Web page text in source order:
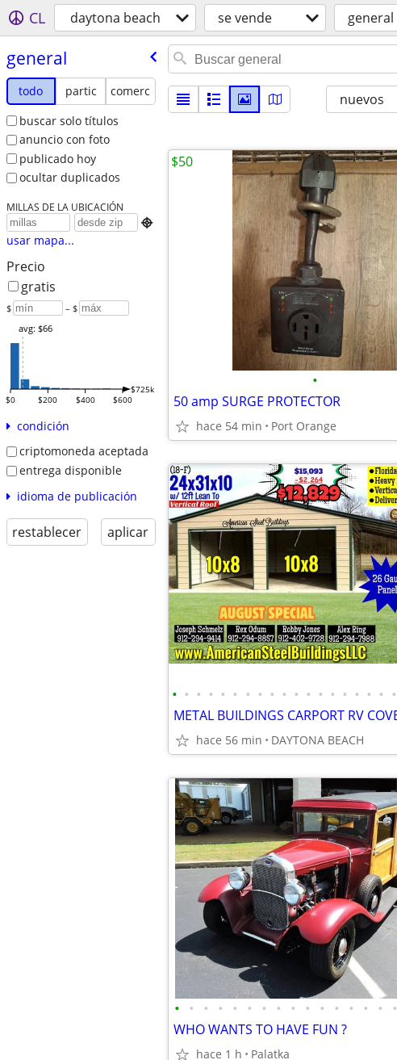
CL daytona beach se vende general
general
todo partic
comerc
buscar solo títulos
anuncio con foto
publicado hoy
ocultar duplicados
MILLAS DE LA UBICACIÓN

usar mapa...
Precio
gratis
$ – $
$0 $200 $400 $600
$725k
avg: $66
condición
criptomoneda aceptada
entrega disponible
idioma de publicación
restablecer aplicar
nuevos
•
50 amp SURGE PROTECTOR
hace 54 min Port Orange
$50
• • • • • • • • • • • • • • • • • • •
hace 56 min DAYTONA BEACH
• • • • • • • • • • • • • • • •
WHO WANTS TO HAVE FUN ?
hace 1 h Palatka